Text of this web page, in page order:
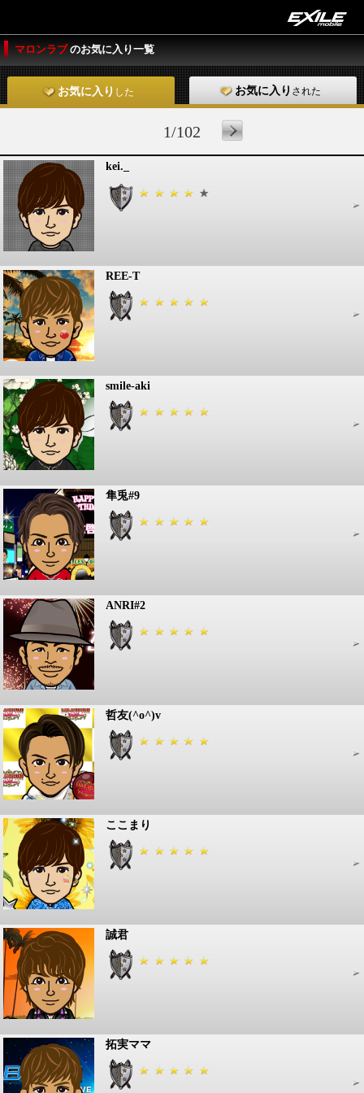
マロンラブのお気に入り一覧
お気に入り した お気に入り された
1/102
kei._
REE-T
smile-aki
隼兎#9
ANRI#2
哲友(^o^)v
ここまり
誠君
拓実ママ